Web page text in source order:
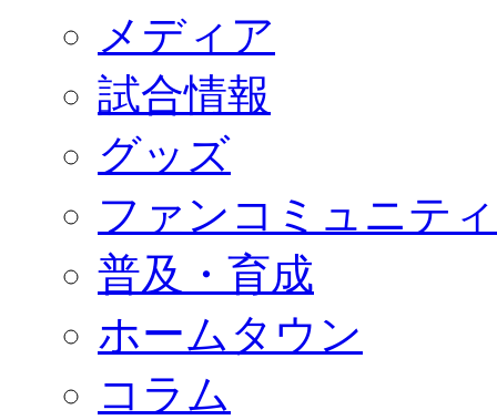
2026/27ファンコミュニティ
サポートショップ
GOODS
オフィシャルストア（実店舗）
オンラインストア
ACADEMY
アカデミーについて
コーチ&スタッフ
ジュニア
ジュニアユース
ユース
練習拠点（ナラディーア）
SCHOOL
CLUB
パートナー募集
クラブ理念
メディア
試合情報
グッズ
ファンコミュニティ
普及・育成
ホームタウン
コラム